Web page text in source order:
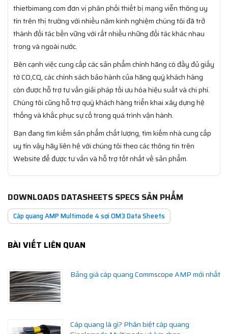
thietbimang.com đơn vị phân phối thiết bị mạng viễn thông uy
tín trên thị trường với nhiều năm kinh nghiệm chúng tôi đã trở
thành đối tác bền vững với rất nhiều những đối tác khác nhau
trong và ngoài nước.
Bên cạnh việc cung cấp các sản phẩm chính hãng có đầy đủ giấy
tờ CO,CQ, các chính sách bảo hành của hãng quý khách hàng
còn được hỗ trợ tư vấn giải pháp tối ưu hóa hiệu suất và chi phí.
Chúng tôi cũng hỗ trợ quý khách hàng triển khai xây dựng hệ
thống và khắc phục sự cố trong quá trình vận hành.
Bạn đang tìm kiếm sản phẩm chất lượng, tìm kiếm nhà cung cấp
uy tín vậy hãy liên hệ với chúng tôi theo các thông tin trên
Website để được tư vấn và hỗ trợ tốt nhất về sản phẩm.
DOWNLOADS DATASHEETS SPECS SẢN PHẨM
Cáp quang AMP Multimode 4 sợi OM3 Data Sheets
BÀI VIẾT LIÊN QUAN
Bảng giá cáp quang Commscope AMP mới nhất
Cáp quang là gì? Phân biệt cáp quang